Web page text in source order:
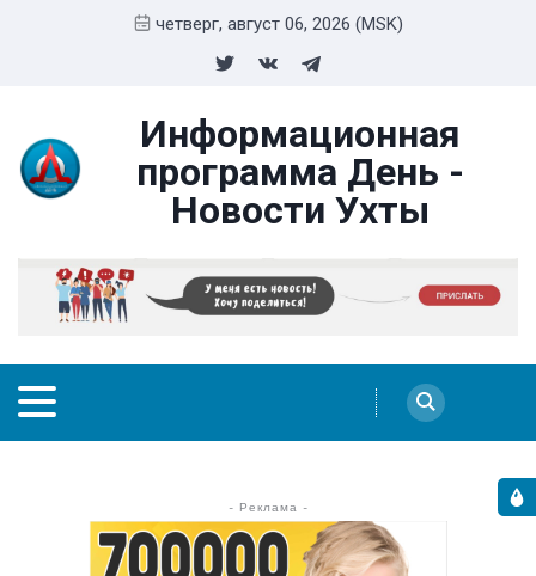
четверг, август 06, 2026 (MSK)
Информационная
программа День -
Новости Ухты
- Реклама -